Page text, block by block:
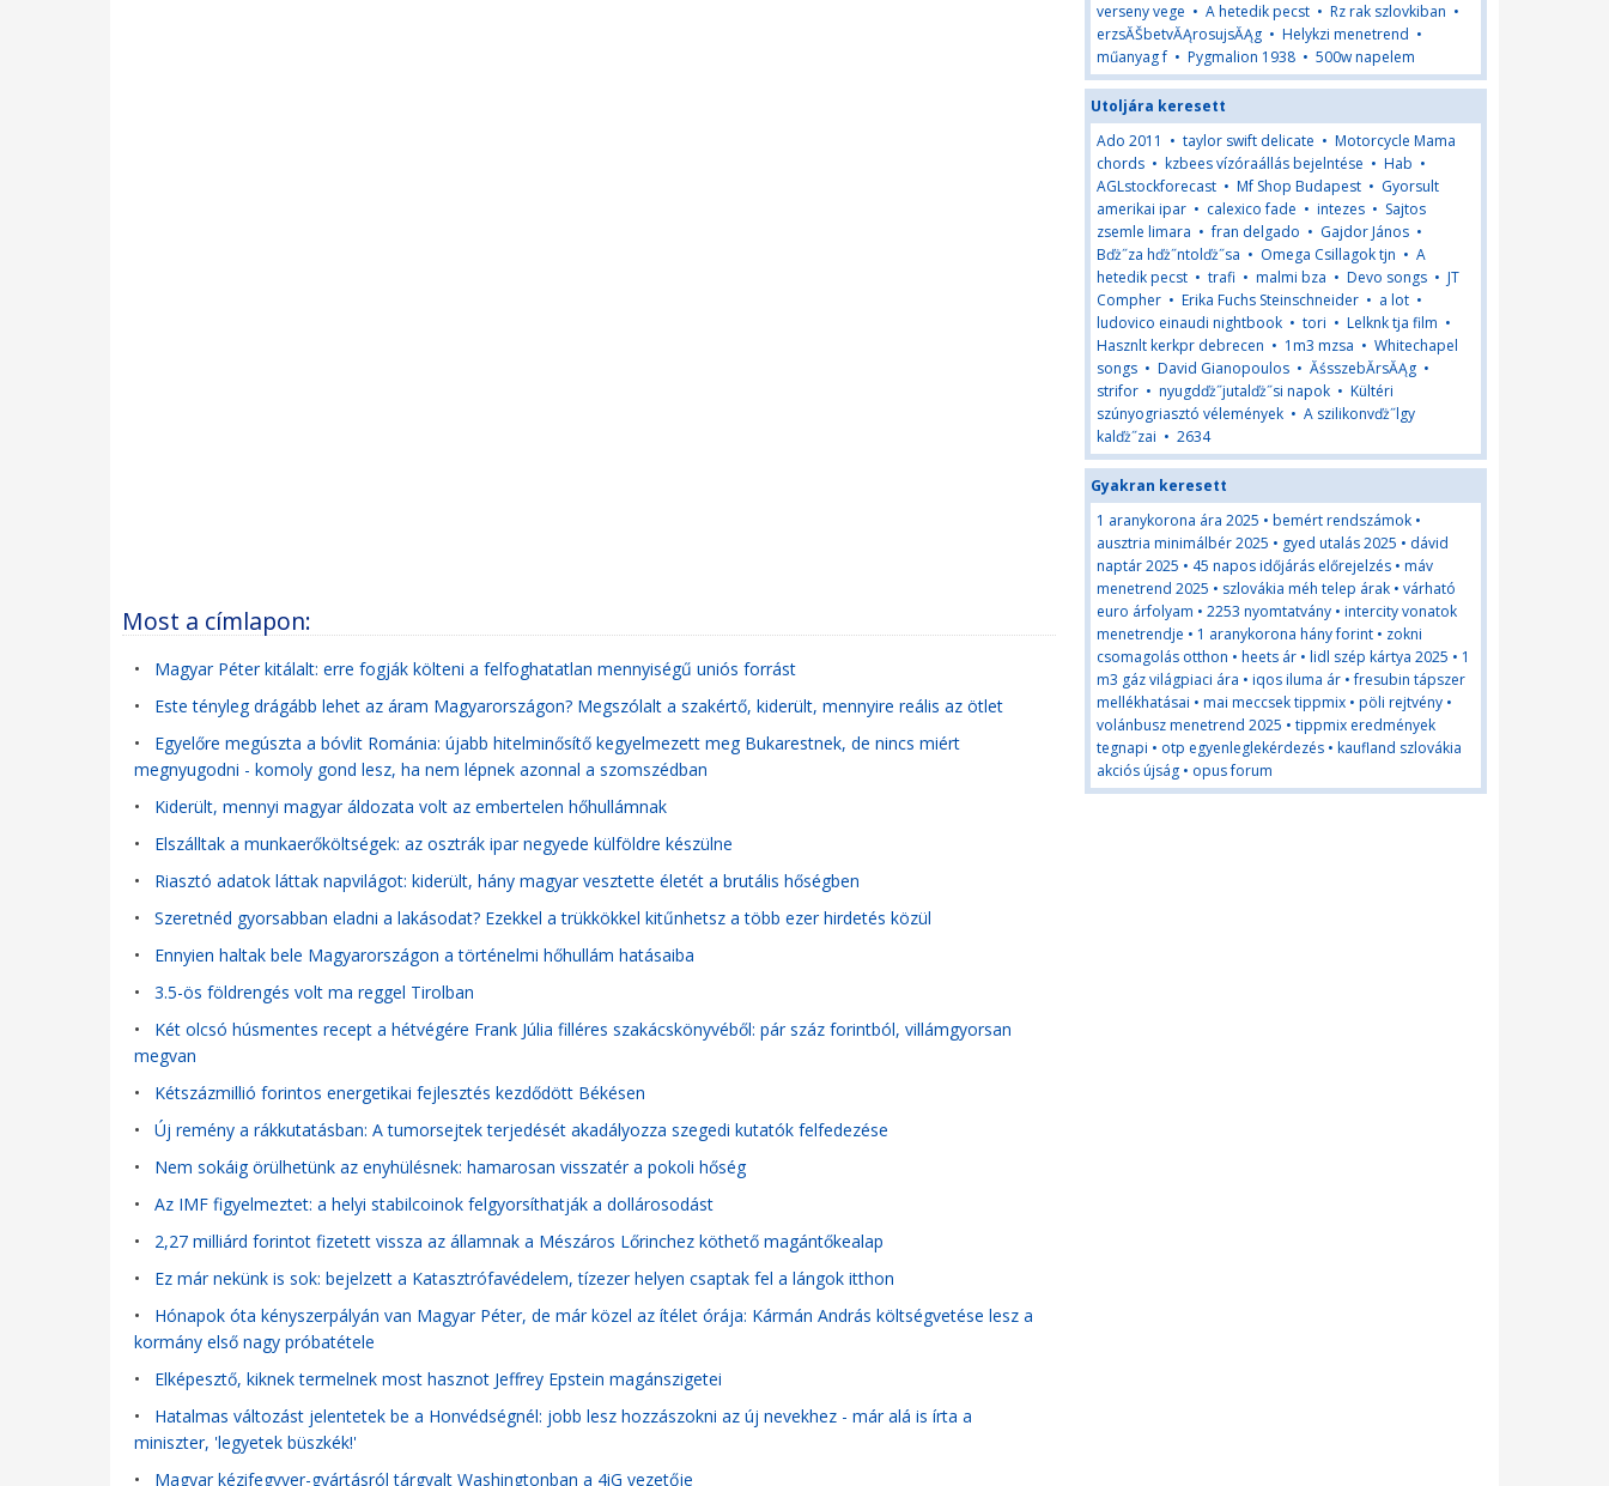
Most a címlapon:
• Magyar Péter kitálalt: erre fogják költeni a felfoghatatlan mennyiségű uniós forrást
• Este tényleg drágább lehet az áram Magyarországon? Megszólalt a szakértő, kiderült, mennyire reális az ötlet
• Egyelőre megúszta a bóvlit Románia: újabb hitelminősítő kegyelmezett meg Bukarestnek, de nincs miért
megnyugodni - komoly gond lesz, ha nem lépnek azonnal a szomszédban
• Kiderült, mennyi magyar áldozata volt az embertelen hőhullámnak
• Elszálltak a munkaerőköltségek: az osztrák ipar negyede külföldre készülne
• Riasztó adatok láttak napvilágot: kiderült, hány magyar vesztette életét a brutális hőségben
• Szeretnéd gyorsabban eladni a lakásodat? Ezekkel a trükkökkel kitűnhetsz a több ezer hirdetés közül
• Ennyien haltak bele Magyarországon a történelmi hőhullám hatásaiba
• 3.5-ös földrengés volt ma reggel Tirolban
• Két olcsó húsmentes recept a hétvégére Frank Júlia filléres szakácskönyvéből: pár száz forintból, villámgyorsan
megvan
• Kétszázmillió forintos energetikai fejlesztés kezdődött Békésen
• Új remény a rákkutatásban: A tumorsejtek terjedését akadályozza szegedi kutatók felfedezése
• Nem sokáig örülhetünk az enyhülésnek: hamarosan visszatér a pokoli hőség
• Az IMF figyelmeztet: a helyi stabilcoinok felgyorsíthatják a dollárosodást
• 2,27 milliárd forintot fizetett vissza az államnak a Mészáros Lőrinchez köthető magántőkealap
• Ez már nekünk is sok: bejelzett a Katasztrófavédelem, tízezer helyen csaptak fel a lángok itthon
• Hónapok óta kényszerpályán van Magyar Péter, de már közel az ítélet órája: Kármán András költségvetése lesz a
kormány első nagy próbatétele
• Elképesztő, kiknek termelnek most hasznot Jeffrey Epstein magánszigetei
• Hatalmas változást jelentetek be a Honvédségnél: jobb lesz hozzászokni az új nevekhez - már alá is írta a
miniszter, 'legyetek büszkék!'
• Magyar kézifegyver-gyártásról tárgyalt Washingtonban a 4iG vezetője
verseny vege • A hetedik pecst • Rz rak szlovkiban •
erzsĂŠbetvĂĄrosujsĂĄg • Helykzi menetrend •
műanyag f • Pygmalion 1938 • 500w napelem
Utoljára keresett
Ado 2011 • taylor swift delicate • Motorcycle Mama
chords • kzbees vízóraállás bejelntése • Hab •
AGLstockforecast • Mf Shop Budapest • Gyorsult
amerikai ipar • calexico fade • intezes • Sajtos
zsemle limara •fran delgado • Gajdor János •
Bďż˝za hďż˝ntolďż˝sa • Omega Csillagok tjn • A
hetedik pecst • trafi • malmi bza • Devo songs • JT
Compher • Erika Fuchs Steinschneider • a lot •
ludovico einaudi nightbook • tori • Lelknk tja film •
Hasznlt kerkpr debrecen • 1m3 mzsa • Whitechapel
songs • David Gianopoulos • ĂśsszebĂ­rsĂĄg •
strifor • nyugdďż˝jutalďż˝si napok • Kültéri
szúnyogriasztó vélemények • A szilikonvďż˝lgy
kalďż˝zai • 2634
Gyakran keresett
1 aranykorona ára 2025 • bemért rendszámok •
ausztria minimálbér 2025 • gyed utalás 2025 • dávid
naptár 2025 • 45 napos időjárás előrejelzés • máv
menetrend 2025 • szlovákia méh telep árak • várható
euro árfolyam • 2253 nyomtatvány • intercity vonatok
menetrendje • 1 aranykorona hány forint • zokni
csomagolás otthon • heets ár • lidl szép kártya 2025 • 1
m3 gáz világpiaci ára • iqos iluma ár •fresubin tápszer
mellékhatásai • mai meccsek tippmix • pöli rejtvény •
volánbusz menetrend 2025 • tippmix eredmények
tegnapi • otp egyenleglekérdezés • kaufland szlovákia
akciós újság • opus forum